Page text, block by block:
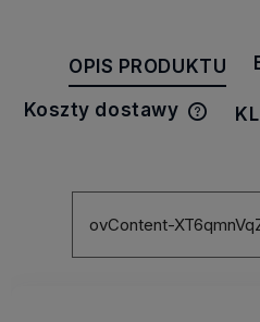
OPIS PRODUKTU
Koszty dostawy
ovContent-